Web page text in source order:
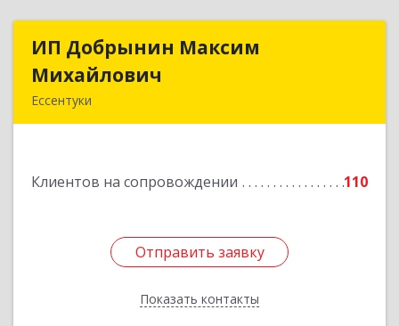
ИП Добрынин Максим
Михайлович
Ессентуки
Клиентов на сопровождении 110
Отправить заявку
Показать контакты
ИП Добрынин Максим
Подробнее
Отправить заявку
Назад